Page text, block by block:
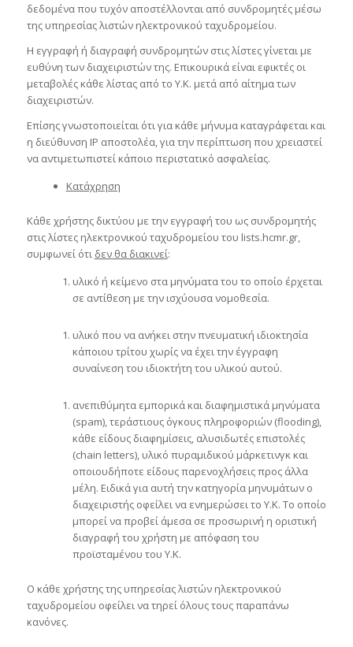
δεδομένα που τυχόν αποστέλλονται από συνδρομητές μέσω
της υπηρεσίας λιστών ηλεκτρονικού ταχυδρομείου.
Η εγγραφή ή διαγραφή συνδρομητών στις λίστες γίνεται με
ευθύνη των διαχειριστών της. Επικουρικά είναι εφικτές οι
μεταβολές κάθε λίστας από το Y.K. μετά από αίτημα των
διαχειριστών.
Επίσης γνωστοποιείται ότι για κάθε μήνυμα καταγράφεται και
η διεύθυνση IP αποστολέα, για την περίπτωση που χρειαστεί
να αντιμετωπιστεί κάποιο περιστατικό ασφαλείας.
Κατάχρηση
Κάθε χρήστης δικτύου με την εγγραφή του ως συνδρομητής
στις λίστες ηλεκτρονικού ταχυδρομείου του lists.hcmr.gr,
συμφωνεί ότι δεν θα διακινεί:
υλικό ή κείμενο στα μηνύματα του το οποίο έρχεται
σε αντίθεση με την ισχύουσα νομοθεσία.
υλικό που να ανήκει στην πνευματική ιδιοκτησία
κάποιου τρίτου χωρίς να έχει την έγγραφη
συναίνεση του ιδιοκτήτη του υλικού αυτού.
ανεπιθύμητα εμπορικά και διαφημιστικά μηνύματα
(spam), τεράστιους όγκους πληροφοριών (flooding),
κάθε είδους διαφημίσεις, αλυσιδωτές επιστολές
(chain letters), υλικό πυραμιδικού μάρκετινγκ και
οποιουδήποτε είδους παρενοχλήσεις προς άλλα
μέλη. Ειδικά για αυτή την κατηγορία μηνυμάτων ο
διαχειριστής οφείλει να ενημερώσει το Υ.Κ. Το οποίο
μπορεί να προβεί άμεσα σε προσωρινή η οριστική
διαγραφή του χρήστη με απόφαση του
προϊσταμένου του Υ.Κ.
Ο κάθε χρήστης της υπηρεσίας λιστών ηλεκτρονικού
ταχυδρομείου οφείλει να τηρεί όλους τους παραπάνω
κανόνες.